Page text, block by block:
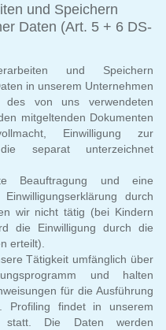
und Speichern
Daten (Art. 5 + 6 DS-
und Speichern
in unserem Unternehmen
des von uns verwendeten
mitgeltenden Dokumenten
Einwilligung zur
die separat unterzeichnet
Beauftragung und eine
Einwilligungserklärung durch
wir nicht tätig (bei Kindern
die Einwilligung durch die
erteilt).
Tätigkeit umfänglich über
und halten
für die Ausführung
Profiling findet in unserem
statt. Die Daten werden